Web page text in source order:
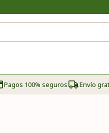
Pagos 100% seguros Envío